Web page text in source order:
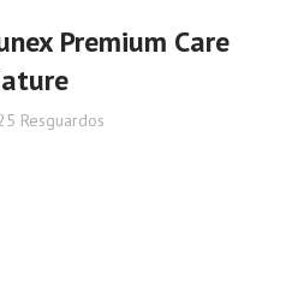
Premium Care
Resguardos